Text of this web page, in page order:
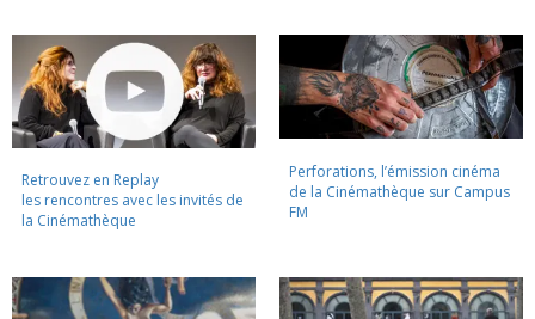
Retrouvez en Replay
les rencontres avec les invités de
la Cinémathèque
Perforations, l’émission cinéma
de la Cinémathèque sur Campus
FM